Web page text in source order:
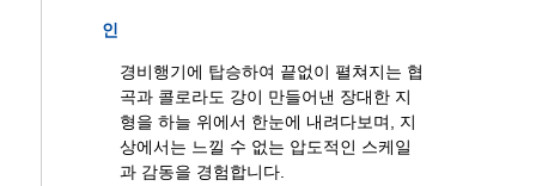
인
경비행기에 탑승하여 끝없이 펼쳐지는 협
곡과 콜로라도 강이 만들어낸 장대한 지
형을 하늘 위에서 한눈에 내려다보며, 지
상에서는 느낄 수 없는 압도적인 스케일
과 감동을 경험합니다.